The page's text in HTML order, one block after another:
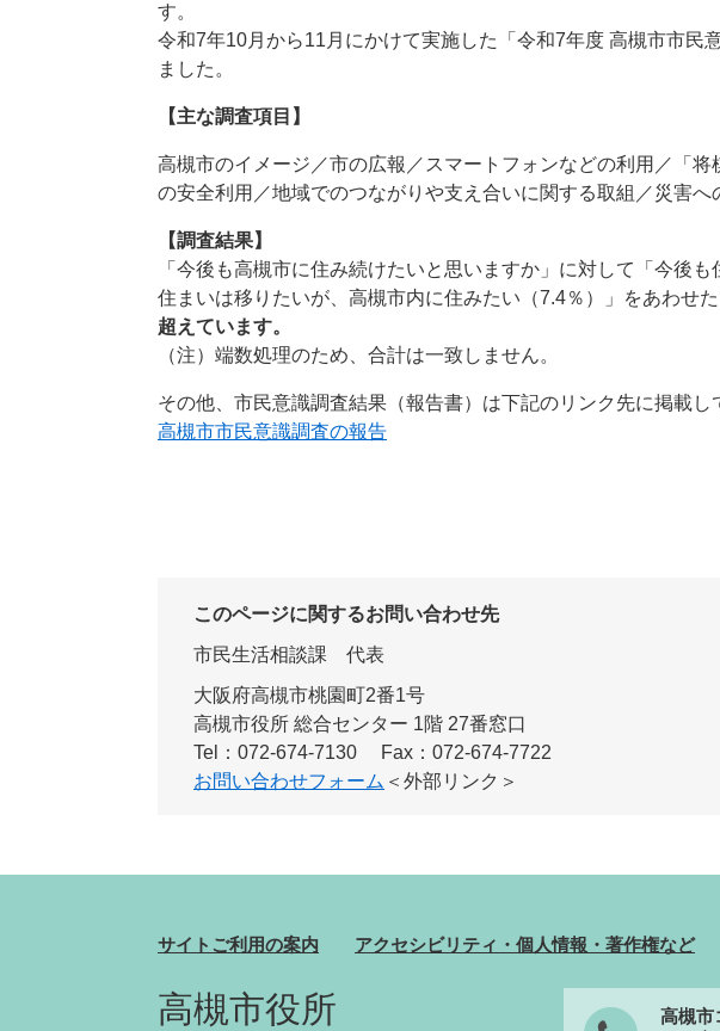
す。
令和7年10月から11月にかけて実施した「令和7年度 高槻市市民
ました。
【主な調査項目】
高槻市のイメージ／市の広報／スマートフォンなどの利用／「
の安全利用／地域でのつながりや支え合いに関する取組／災害
【調査結果】
「今後も高槻市に住み続けたいと思いますか」に対して「今後
住まいは移りたいが、高槻市内に住みたい（7.4％）」をあわせた
超えています。
（注）端数処理のため、合計は一致しません。
その他、市民意識調査結果（報告書）は下記のリンク先に掲載し
高槻市市民意識調査の報告
このページに関するお問い合わせ先
市民生活相談課
代表
大阪府高槻市桃園町2番1号
高槻市役所 総合センター 1階 27番窓口
Tel：072-674-7130
Fax：072-674-7722
お問い合わせフォーム ＜外部リンク＞
サイトご利用の案内 アクセシビリティ・個人情報・著作権など
高槻市役所
高槻市